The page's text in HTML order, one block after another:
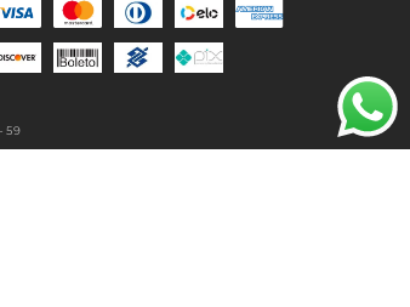
59